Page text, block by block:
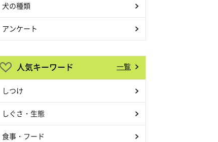
犬の種類
アンケート
人気キーワード 一覧
しつけ
しぐさ・生態
食事・フード